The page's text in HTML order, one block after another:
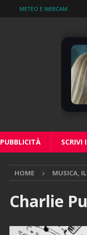
METEO E WEBCAM
PUBBLICITÀ SCRIVI
HOME MUSICA,
Charlie